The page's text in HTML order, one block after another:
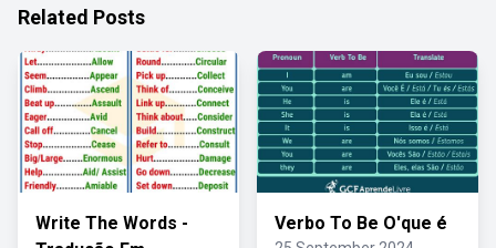
Related Posts
Write The Words -
Verbo To Be O'que é